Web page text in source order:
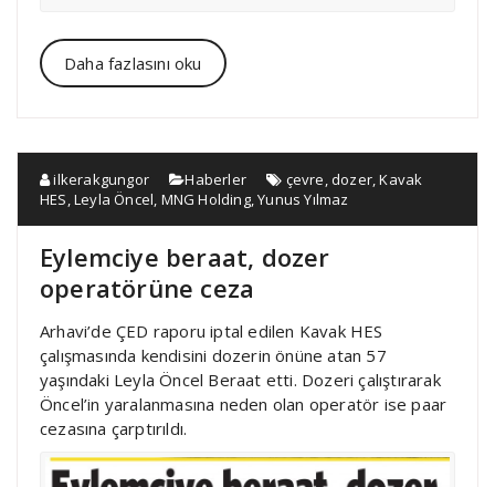
Daha fazlasını oku
ilkerakgungor Haberler çevre,dozer,Kavak
HES,Leyla Öncel, MNG Holding,Yunus Yılmaz
Eylemciye beraat, dozer
operatörüne ceza
Arhavi’de ÇED raporu iptal edilen Kavak HES
çalışmasında kendisini dozerin önüne atan 57
yaşındaki Leyla Öncel Beraat etti. Dozeri çalıştırarak
Öncel’in yaralanmasına neden olan operatör ise paar
cezasına çarptırıldı.